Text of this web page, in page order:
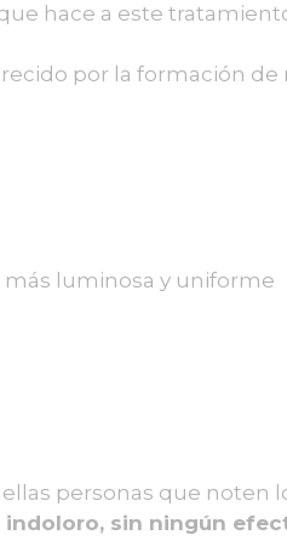
hace a este
por la formación de
más luminosa y uniforme
personas que noten
sin ningún